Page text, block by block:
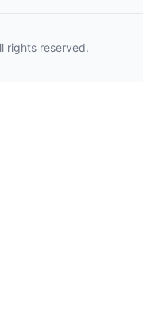
rights reserved.